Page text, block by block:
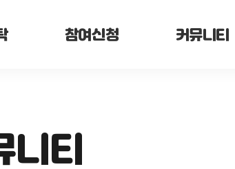
참여신청 커뮤니티
니티